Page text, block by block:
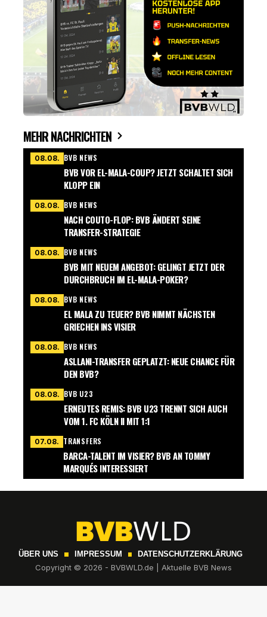
MEHR NACHRICHTEN
08.08. BVB NEWS
BVB VOR EL-MALA-COUP? JETZT SCHALTET SICH
KLOPP EIN
08.08. BVB NEWS
NACH COUTO-FLOP: BVB ÄNDERT SEINE
TRANSFER-STRATEGIE
08.08. BVB NEWS
BVB MIT NEUEM ANGEBOT: GELINGT JETZT DER
DURCHBRUCH IM EL-MALA-POKER?
08.08. BVB NEWS
EL MALA ZU TEUER? BVB NIMMT NÄCHSTEN
GRIECHEN INS VISIER
08.08. BVB NEWS
ASLLANI-TRANSFER GEPLATZT: NEUE CHANCE FÜR
DEN BVB?
08.08. BVB U23
ERNEUTES REMIS: BVB U23 TRENNT SICH AUCH
VOM 1. FC KÖLN II MIT 1:1
07.08. TRANSFERS
BARCA-TALENT IM VISIER? BVB AN TOMMY
MARQUÉS INTERESSIERT
ÜBER UNS IMPRESSUM DATENSCHUTZERKLÄRUNG
Copyright © 2026 - BVBWLD.de | Aktuelle BVB News